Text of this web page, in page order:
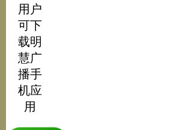
用户
可下
载明
慧广
播手
机应
用